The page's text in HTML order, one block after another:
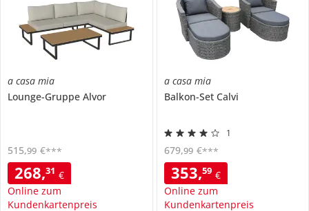
a casa mia
Lounge-Gruppe Alvor
268,31 €
Online zum
Kundenkartenpreis
515,99 €***
a casa mia
Balkon-Set Calvi
1
353,59 €
Online zum
Kundenkartenpreis
679,99 €***